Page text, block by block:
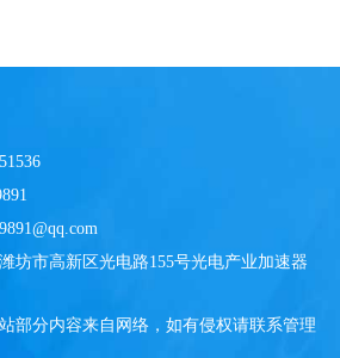
坊市高新区光电路155号光电产业加速器
部分内容来自网络，如有侵权请联系管理